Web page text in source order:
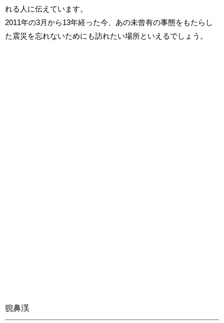
れる人に伝えています。
2011年の3月から13年経った今、あの未曾有の事態をもたらし
た震災を忘れないためにも訪れたい場所といえるでしょう。
猊鼻渓